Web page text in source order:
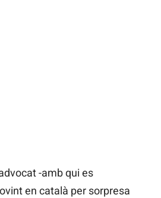
-amb qui es
en català per sorpresa